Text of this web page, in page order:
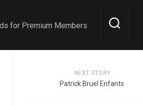
for Premium Members
NEXT STORY
Patrick Bruel Enfants